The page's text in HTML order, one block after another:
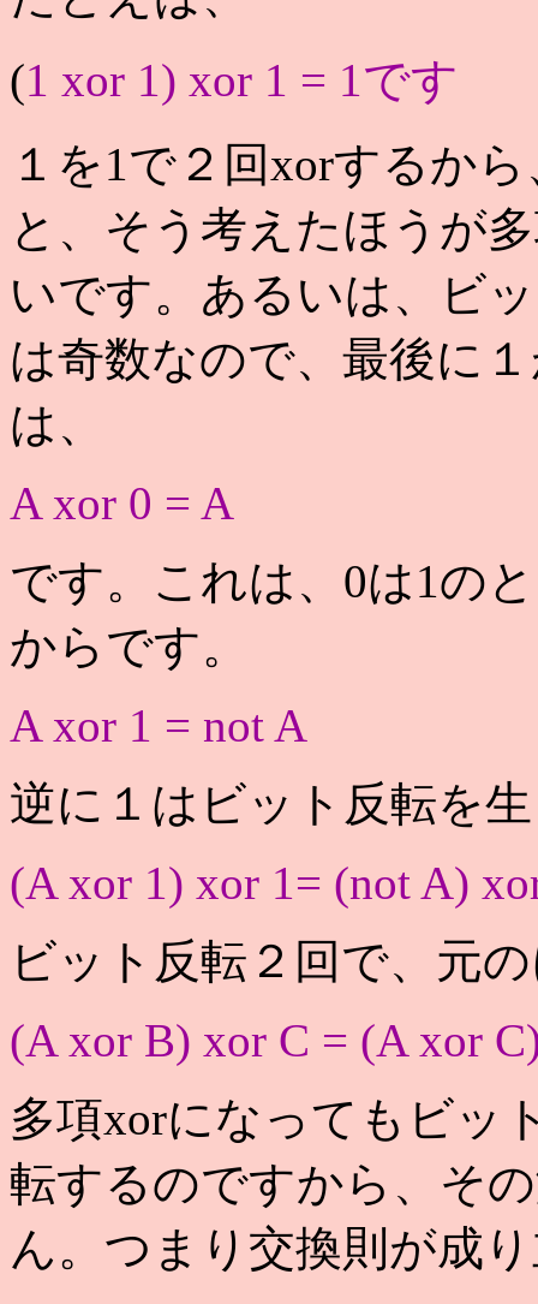
(1 xor 1) xor 1 = 1です
１を1で２回xorするか
と、そう考えたほうが
いです。あるいは、ビ
は奇数なので、最後に
は、
A xor 0 = A
です。これは、0は1の
からです。
A xor 1 = not A
逆に１はビット反転を
(A xor 1) xor 1= (not A)
ビット反転２回で、元
(A xor B) xor C = (A xor
多項xorになってもビッ
転するのですから、そ
ん。つまり交換則が成